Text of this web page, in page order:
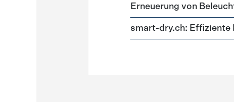
Erneuerung von
smart-dry.ch: